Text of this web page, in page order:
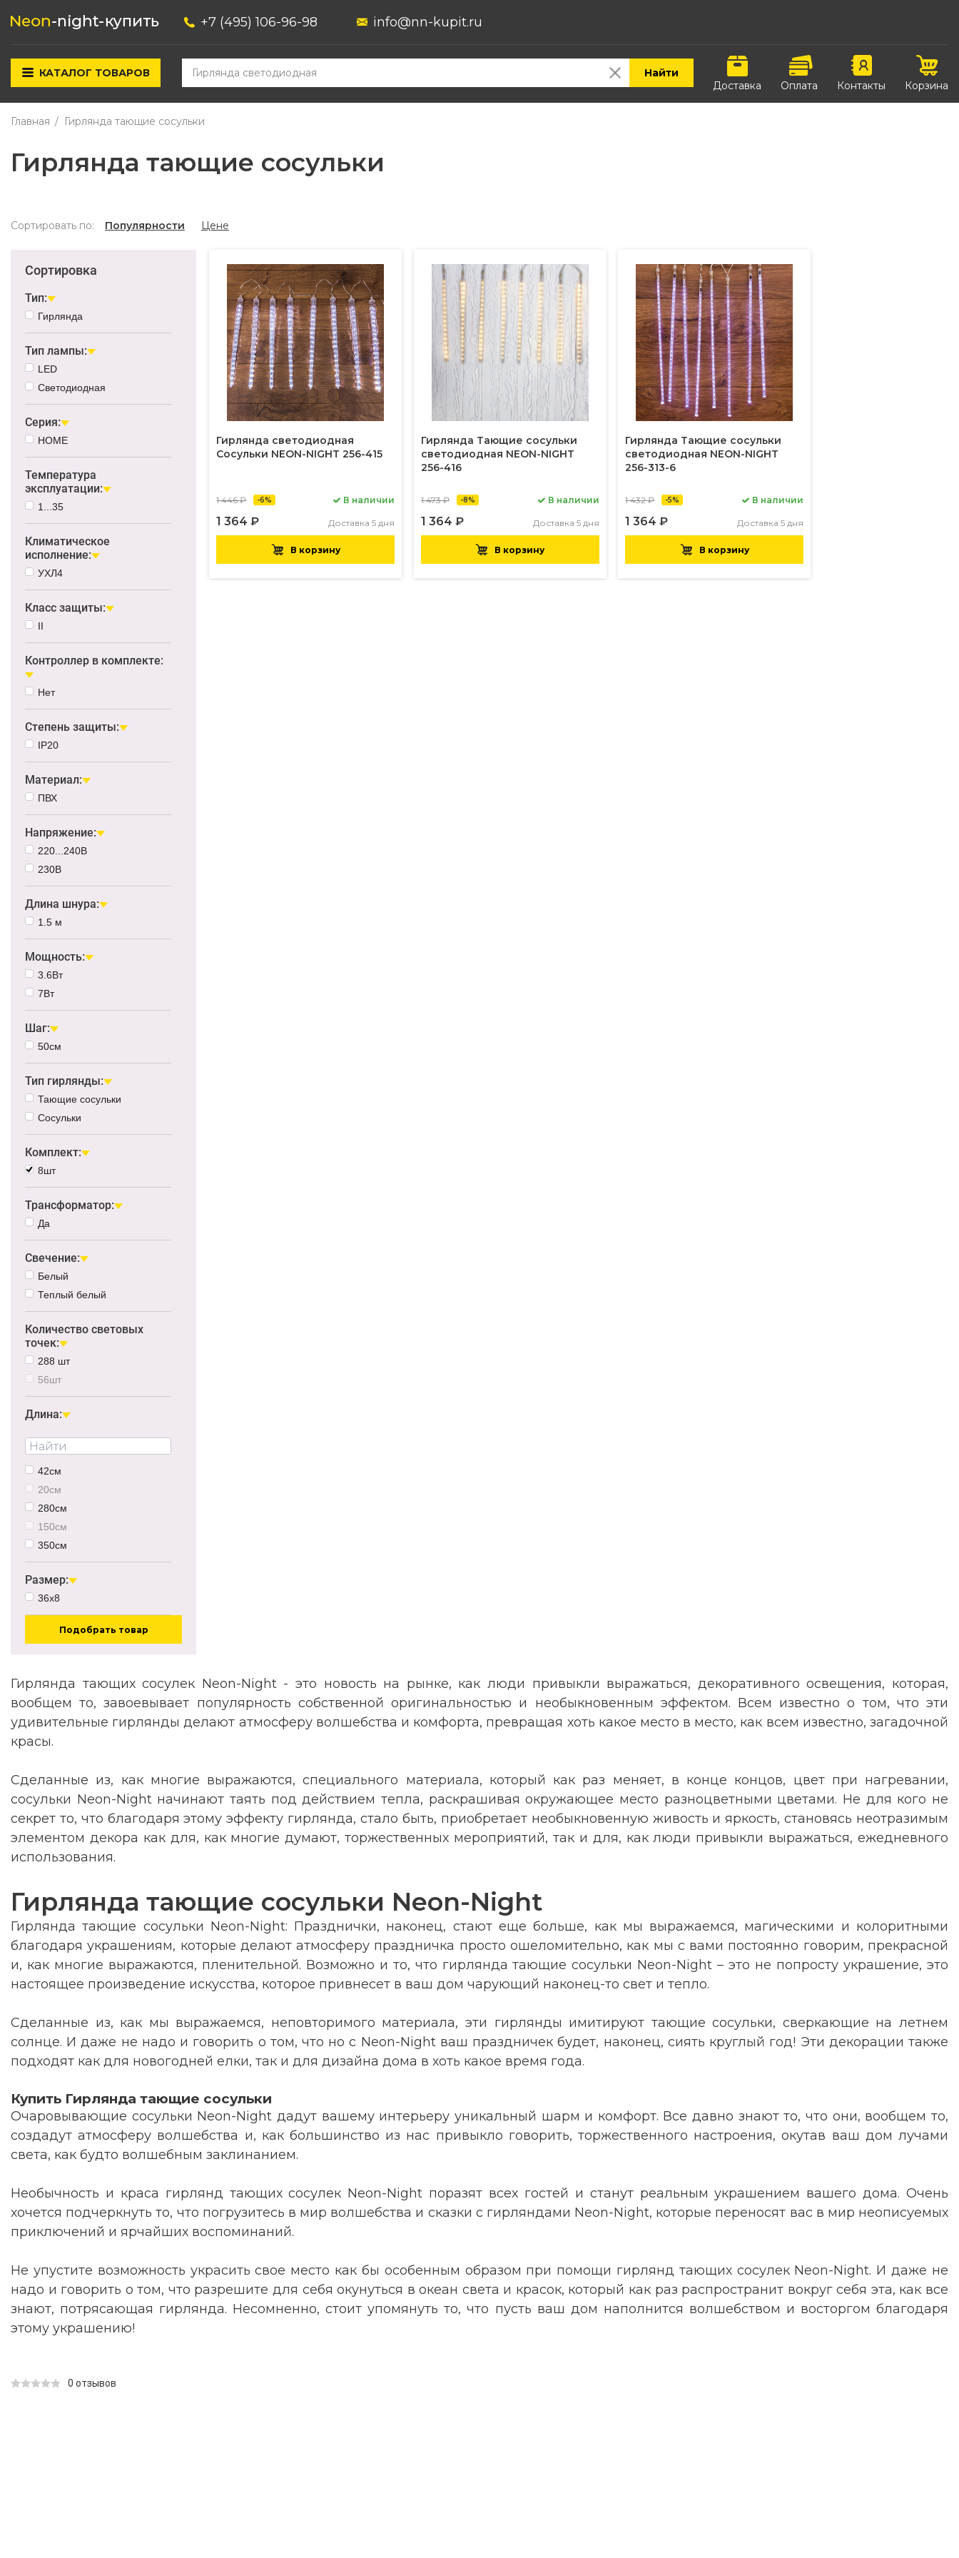
+7 (495) 106-96-98 info@nn-kupit.ru
КАТАЛОГ ТОВАРОВ
Найти
Доставка
Оплата Контакты Корзина
Главная Гирлянда тающие сосульки
Гирлянда тающие сосульки
Сортировать по: Популярности Цене
Сортировка
Тип:
Гирлянда
Тип лампы:
LED
Светодиодная
Серия:
HOME
Температура
эксплуатации:
1...35
Климатическое
исполнение:
УХЛ4
Класс защиты:
II
Контроллер в комплекте:
Нет
Степень защиты:
IP20
Материал:
ПВХ
Напряжение:
220...240В
230В
Длина шнура:
1.5 м
Мощность:
3.6Вт
7Вт
Шаг:
50см
Тип гирлянды:
Тающие сосульки
Сосульки
Комплект:
8шт
Трансформатор:
Да
Свечение:
Белый
Теплый белый
Количество световых
точек:
288 шт
56шт
Длина:
42см
20см
280см
150см
350см
Размер:
36x8
Подобрать товар
Гирлянда светодиодная
Сосульки NEON-NIGHT 256-415
1 446 ₽ -6%
1 364 ₽
В наличии
Доставка 5 дня
В корзину
Гирлянда Тающие сосульки
светодиодная NEON-NIGHT
256-416
1 473 ₽ -8%
1 364 ₽
В наличии
Доставка 5 дня
В корзину
Гирлянда Тающие сосульки
светодиодная NEON-NIGHT
256-313-6
1 432 ₽ -5%
1 364 ₽
В наличии
Доставка 5 дня
В корзину
Гирлянда тающих сосулек Neon-Night - это новость на рынке, как люди привыкли выражаться, декоративного освещения, которая,
вообщем то, завоевывает популярность собственной оригинальностью и необыкновенным эффектом. Всем известно о том, что эти
удивительные гирлянды делают атмосферу волшебства и комфорта, превращая хоть какое место в место, как всем известно, загадочной
красы.
Сделанные из, как многие выражаются, специального материала, который как раз меняет, в конце концов, цвет при нагревании,
сосульки Neon-Night начинают таять под действием тепла, раскрашивая окружающее место разноцветными цветами. Не для кого не
секрет то, что благодаря этому эффекту гирлянда, стало быть, приобретает необыкновенную живость и яркость, становясь неотразимым
элементом декора как для, как многие думают, торжественных мероприятий, так и для, как люди привыкли выражаться, ежедневного
использования.
Гирлянда тающие сосульки Neon-Night
Гирлянда тающие сосульки Neon-Night: Празднички, наконец, стают еще больше, как мы выражаемся, магическими и колоритными
благодаря украшениям, которые делают атмосферу праздничка просто ошеломительно, как мы с вами постоянно говорим, прекрасной
и, как многие выражаются, пленительной. Возможно и то, что гирлянда тающие сосульки Neon-Night – это не попросту украшение, это
настоящее произведение искусства, которое привнесет в ваш дом чарующий наконец-то свет и тепло.
Сделанные из, как мы выражаемся, неповторимого материала, эти гирлянды имитируют тающие сосульки, сверкающие на летнем
солнце. И даже не надо и говорить о том, что но с Neon-Night ваш праздничек будет, наконец, сиять круглый год! Эти декорации также
подходят как для новогодней елки, так и для дизайна дома в хоть какое время года.
Купить Гирлянда тающие сосульки
Очаровывающие сосульки Neon-Night дадут вашему интерьеру уникальный шарм и комфорт. Все давно знают то, что они, вообщем то,
создадут атмосферу волшебства и, как большинство из нас привыкло говорить, торжественного настроения, окутав ваш дом лучами
света, как будто волшебным заклинанием.
Необычность и краса гирлянд тающих сосулек Neon-Night поразят всех гостей и станут реальным украшением вашего дома. Очень
хочется подчеркнуть то, что погрузитесь в мир волшебства и сказки с гирляндами Neon-Night, которые переносят вас в мир неописуемых
приключений и ярчайших воспоминаний.
Не упустите возможность украсить свое место как бы особенным образом при помощи гирлянд тающих сосулек Neon-Night. И даже не
надо и говорить о том, что разрешите для себя окунуться в океан света и красок, который как раз распространит вокруг себя эта, как все
знают, потрясающая гирлянда. Несомненно, стоит упомянуть то, что пусть ваш дом наполнится волшебством и восторгом благодаря
этому украшению!
0 отзывов